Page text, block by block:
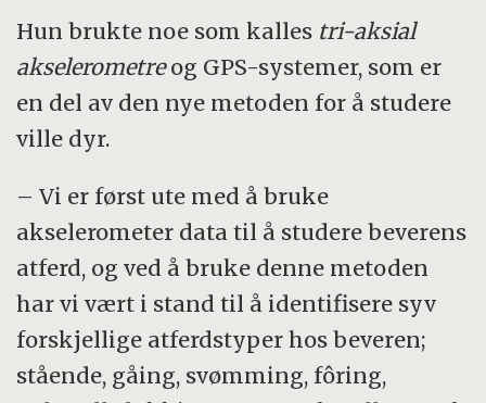
Hun brukte noe som kalles tri-aksial
akselerometreog GPS-systemer, som er
en del av den nye metoden for å studere
ville dyr.
– Vi er først ute med å bruke
akselerometer data til å studere beverens
atferd, og ved å bruke denne metoden
har vi vært i stand til å identifisere syv
forskjellige atferdstyper hos beveren;
stående, gåing, svømming, fôring,